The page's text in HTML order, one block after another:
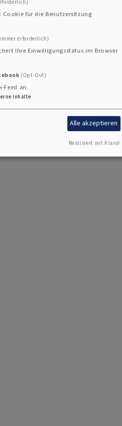
Cookie für die Benutzersitzung
erforderlich)
Ihre Einwilligungsstatus im Browser
(Opt-Out)
Feed an.
Inhalte
Alle akzeptieren
Realisiert mit Klaro!